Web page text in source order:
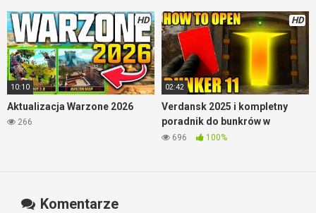
HD
10:10
Aktualizacja Warzone 2026
266
HD
02:42
Verdansk 2025 i kompletny
poradnik do bunkrów w
Warzone
696 100%
Komentarze